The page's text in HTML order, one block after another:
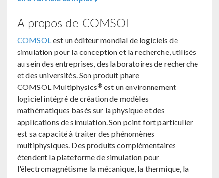
A propos de COMSOL
COMSOL est un éditeur mondial de logiciels de
simulation pour la conception et la recherche, utilisés
au sein des entreprises, des laboratoires de recherche
et des universités. Son produit phare
COMSOL Multiphysics® est un environnement
logiciel intégré de création de modèles
mathématiques basés sur la physique et des
applications de simulation. Son point fort particulier
est sa capacité à traiter des phénomènes
multiphysiques. Des produits complémentaires
étendent la plateforme de simulation pour
l'électromagnétisme, la mécanique, la thermique, la